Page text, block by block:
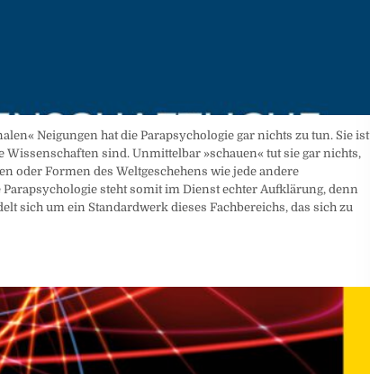
Neigungen hat die Parapsychologie gar nichts zu tun. Sie ist
Wissenschaften sind. Unmittelbar »schauen« tut sie gar nichts,
oder Formen des Weltgeschehens wie jede andere
steht somit im Dienst echter Aufklärung, denn
sich um ein Standardwerk dieses Fachbereichs, das sich zu